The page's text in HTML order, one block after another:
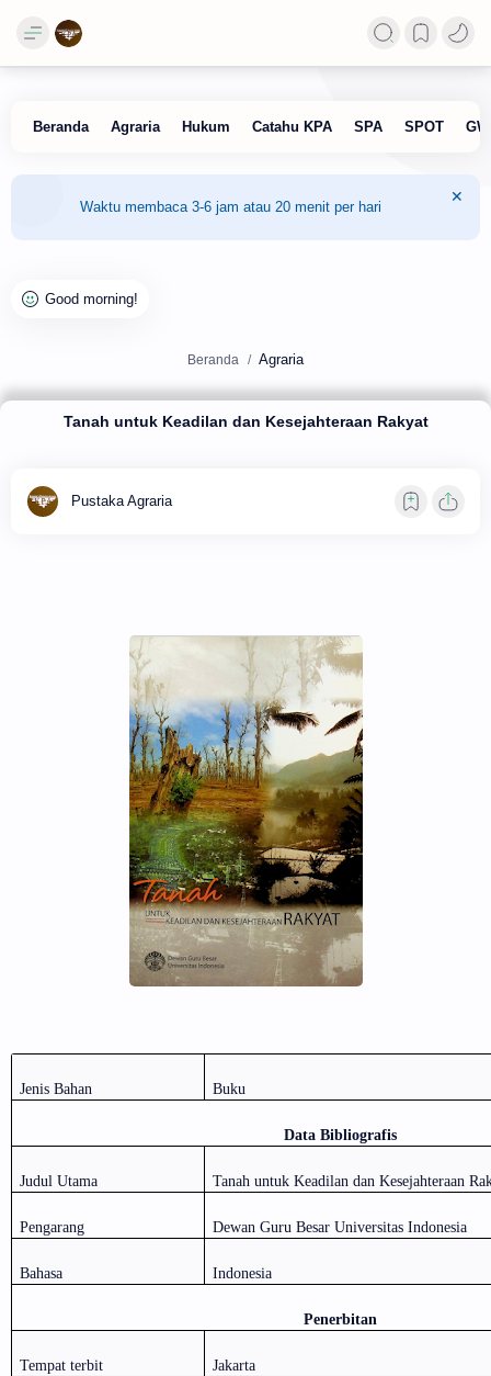
Waktu membaca 3-6 jam atau 20 menit per hari
Beranda Agraria
Tanah untuk Keadilan dan Kesejahteraan Rakyat
Jenis Bahan Buku
Data Bibliografis
Judul Utama Tanah untuk Keadilan dan Kesejahteraan
Pengarang Dewan Guru Besar Universitas Indonesia
Bahasa Indonesia
Penerbitan
Tempat terbit Jakarta